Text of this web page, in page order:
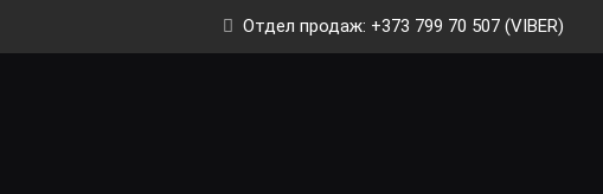
Отдел продаж: +373 799 70 507 (VIBER)